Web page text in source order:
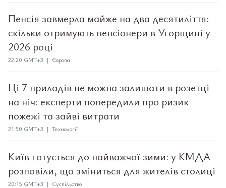
Пенсія завмерла майже на два десятиліття:
скільки отримують пенсіонери в Угорщині у
2026 році
22:20 GMT+3 | Європа
Ці 7 приладів не можна залишати в розетці
на ніч: експерти попередили про ризик
пожежі та зайві витрати
21:50 GMT+3 | Технології
Київ готується до найважчої зими: у КМДА
розповіли, що зміниться для жителів столиці
20:15 GMT+3 | Суспільство